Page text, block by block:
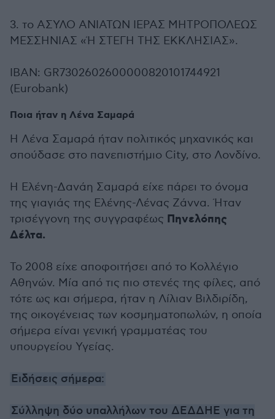
3. το ΑΣΥΛΟ ΑΝΙΑΤΩΝ ΙΕΡΑΣ ΜΗΤΡΟΠΟΛΕΩΣ
ΜΕΣΣΗΝΙΑΣ «Ή ΣΤΕΓΗ ΤΗΣ ΕΚΚΛΗΣΙΑΣ».
IBAN: GR7302602600000820101744921
(Eurobank)
Ποια ήταν η Λένα Σαμαρά
Η Λένα Σαμαρά ήταν πολιτικός μηχανικός και
σπούδασε στο πανεπιστήμιο City, στο Λονδίνο.
Η Ελένη-Δανάη Σαμαρά είχε πάρει το όνομα
της γιαγιάς της Ελένης-Λένας Ζάννα. Ήταν
τρισέγγονη της συγγραφέως Πηνελόπης
Δέλτα.
Το 2008 είχε αποφοιτήσει από το Κολλέγιο
Αθηνών. Μία από τις πιο στενές της φίλες, από
τότε ως και σήμερα, ήταν η Λίλιαν Βιλδιρίδη,
της οικογένειας των κοσμηματοπωλών, η οποία
σήμερα είναι γενική γραμματέας του
υπουργείου Υγείας.
Ειδήσεις σήμερα:
Σύλληψη δύο υπαλλήλων του ΔΕΔΔΗΕ για τη